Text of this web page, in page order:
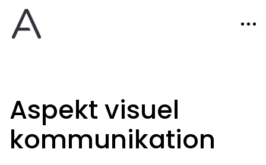
Aspekt visuel
kommunikation